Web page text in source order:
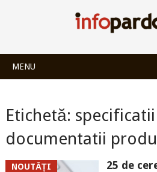
MENU
Etichetă: specificatii
documentatii
NOUTĂȚI
25 de